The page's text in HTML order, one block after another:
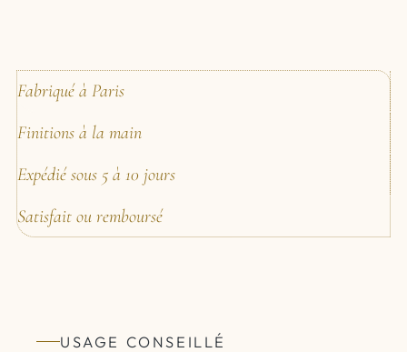
Fabriqué à Paris
Finitions à la main
Expédié sous 5 à 10 jours
Satisfait ou remboursé
USAGE CONSEILLÉ